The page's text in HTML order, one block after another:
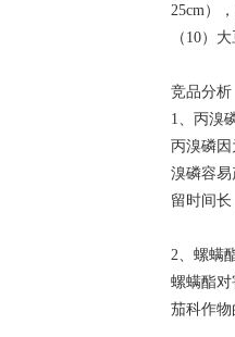
25cm）
（10）
竞品分析
1、丙溴
丙溴磷
溴磷容
留时间长
2、螺螨
螺螨酯
茄科作物